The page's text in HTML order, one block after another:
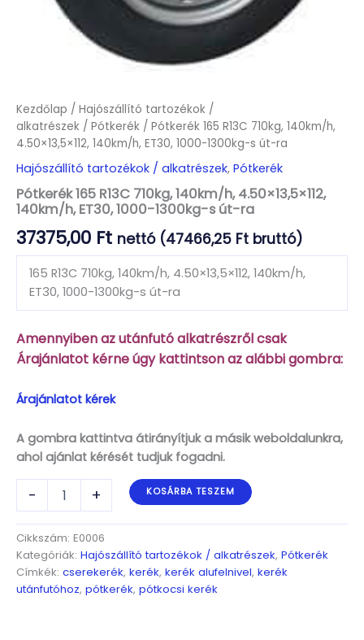
Kezdőlap / Hajószállító tartozékok /
alkatrészek / Pótkerék / Pótkerék 165 R13C 710kg, 140km/h,
4.50×13,5×112, 140km/h, ET30, 1000-1300kg-s út-ra
Hajószállító tartozékok / alkatrészek, Pótkerék
Pótkerék 165 R13C 710kg, 140km/h, 4.50×13,5×112,
140km/h, ET30, 1000-1300kg-s út-ra
37375,00 Ft nettó (47466,25 Ft bruttó)
165 R13C 710kg, 140km/h, 4.50×13,5×112, 140km/h,
ET30, 1000-1300kg-s út-ra
Amennyiben az utánfutó alkatrészről csak
Árajánlatot kérne úgy kattintson az alábbi gombra:
Árajánlatot kérek
A gombra kattintva átirányítjuk a másik weboldalunkra,
ahol ajánlat kérését tudjuk fogadni.
-
Pótkerék
710kg,
140km/h,
4.50x13,5x112,
140km/h,
+ KOSÁRBA TESZEM
Cikkszám: E0006
Kategóriák: Hajószállító tartozékok / alkatrészek, Pótkerék
Címkék: cserekerék, kerék, kerék alufelnivel, kerék
utánfutóhoz, pótkerék, pótkocsi kerék